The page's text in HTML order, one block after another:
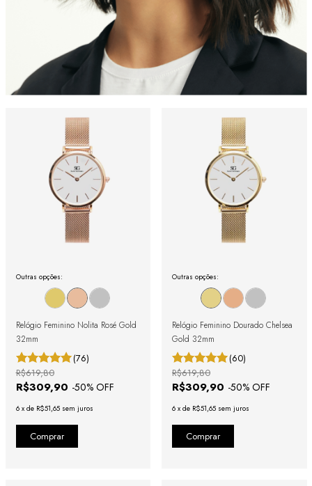
Outras opções:
Relógio Feminino Nolita Rosé Gold
32mm
(76)
R$309,90 -50% OFF
R$619,80
6 x de R$51,65 sem juros
Outras opções:
Relógio Feminino Dourado Chelsea
Gold 32mm
(60)
R$309,90 -50% OFF
R$619,80
6 x de R$51,65 sem juros